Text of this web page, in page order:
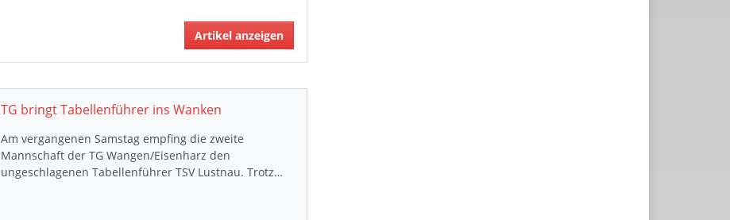
Artikel anzeigen
TG bringt Tabellenführer ins Wanken
Am vergangenen Samstag empfing die zweite
Mannschaft der TG Wangen/Eisenharz den
ungeschlagenen Tabellenführer TSV Lustnau. Trotz…